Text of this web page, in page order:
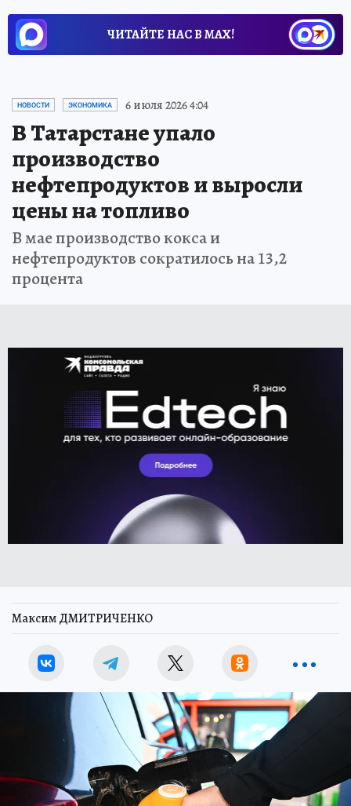
ЧИТАЙТЕ НАС В МАХ!
НОВОСТИ ЭКОНОМИКА 6 июля 2026 4:04
В Татарстане упало
производство
нефтепродуктов и выросли
цены на топливо
В мае производство кокса и
нефтепродуктов сократилось на 13,2
процента
Максим ДМИТРИЧЕНКО